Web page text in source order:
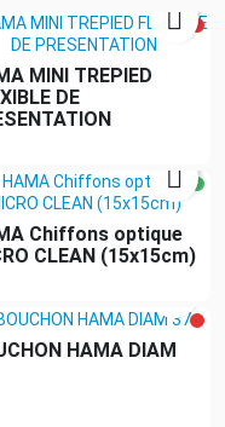

MINI TREPIED
DE

Chiffons optique
CLEAN (15x15cm)
HAMA DIAM